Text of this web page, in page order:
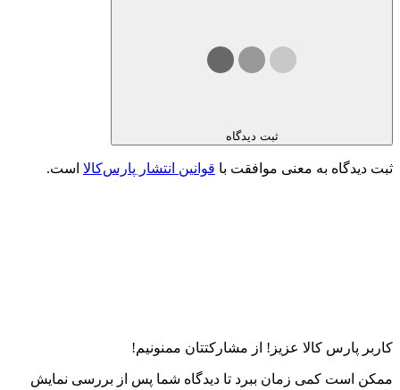
ثبت دیدگاه
ثبت دیدگاه به معنی موافقت با قوانین انتشار پارس‌کالا است.
کاربر پارس کالا عزیز! از مشارکتتان ممنونیم!
ممکن است کمی زمان ببرد تا دیدگاه شما پس از بررسی نمایش